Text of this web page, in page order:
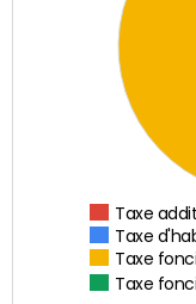
Taxe
Taxe
Taxe
Taxe